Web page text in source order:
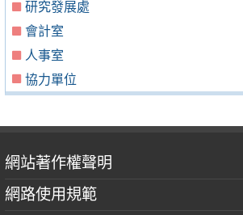
研究發展處
會計室
人事室
協力單位
網站著作權聲明
網路使用規範